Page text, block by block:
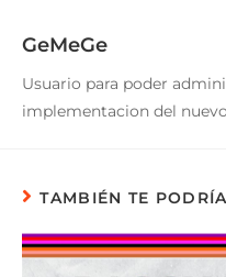
GeMeGe
Usuario para poder
implementacion del
TAMBIÉN TE